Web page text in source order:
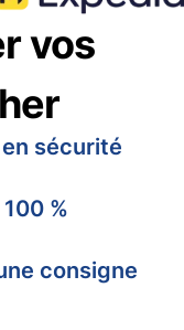
vos
sécurité
%
consigne